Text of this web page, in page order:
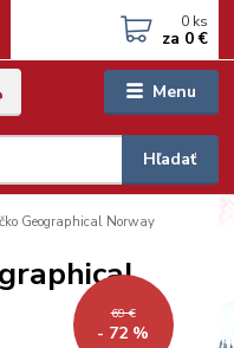
Menu
Hľadať
0 ks
za 0 €
Geographical Norway
69 €
- 72 %